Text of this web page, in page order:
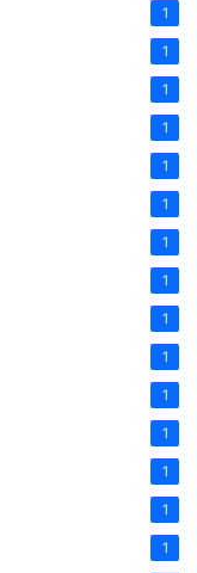
1
1
1
1
1
1
1
1
1
1
1
1
1
1
1